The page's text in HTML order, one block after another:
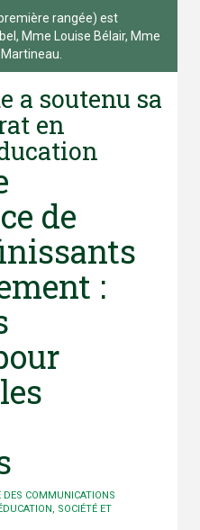
rangée) est
Mme Louise Bélair, Mme
a soutenu sa
en
de
:
DES COMMUNICATIONS
, SOCIÉTÉ ET